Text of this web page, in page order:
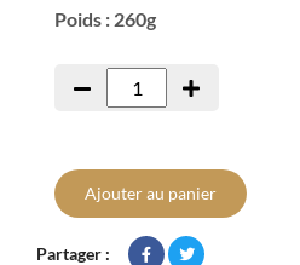
Poids : 260g
Ajouter au panier
Partager :